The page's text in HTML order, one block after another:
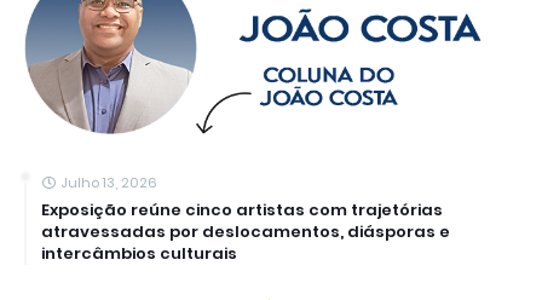
Julho 13, 2026
Exposição reúne cinco artistas com trajetórias
atravessadas por deslocamentos, diásporas e
intercâmbios culturais